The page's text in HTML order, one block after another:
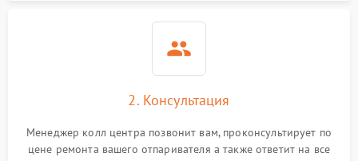
2. Консультация
Менеджер колл центра позвонит вам, проконсультирует по
цене ремонта вашего отпаривателя а также ответит на все